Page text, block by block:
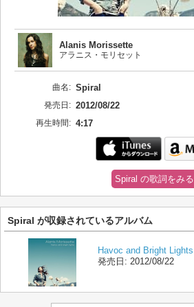
Alanis Morissette
アラニス・モリセット
曲名: Spiral
発売日: 2012/08/22
再生時間: 4:17
Spiral の歌詞をみる
Spiral が収録されているアルバム
Havoc and Bright Lights
発売日: 2012/08/22